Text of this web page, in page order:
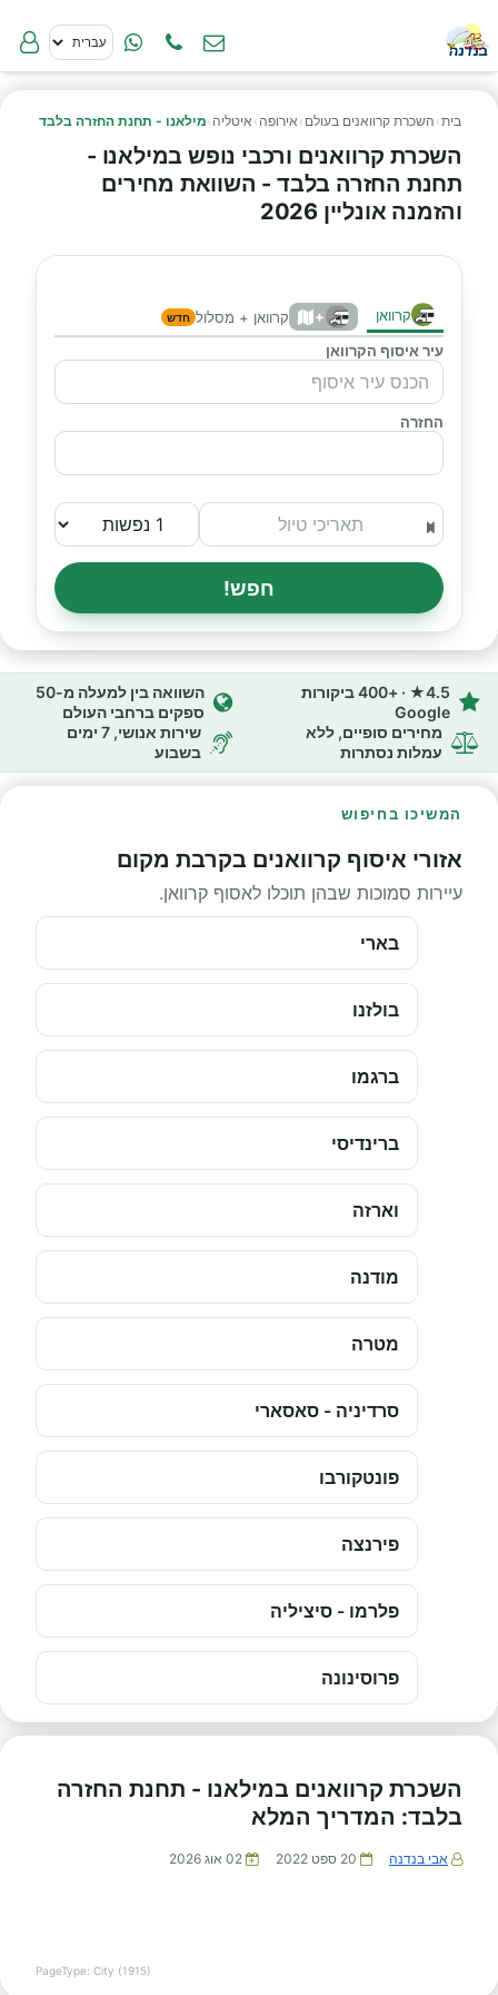
בית› השכרת קרוואנים בעולם › אירופה › איטליה ›מילאנו - תחנת החזרה בלבד
השכרת קרוואנים ורכבי נופש במילאנו -
תחנת החזרה בלבד - השוואת מחירים
והזמנה אונליין 2026
קרוואן + קרוואן + מסלול חדש
עיר איסוף הקרוואן
החזרה
חפש!
4.5★ · +400 ביקורות
Google
השוואה בין למעלה מ-50
ספקים ברחבי העולם
מחירים סופיים, ללא
עמלות נסתרות
שירות אנושי, 7 ימים
בשבוע
המשיכו בחיפוש
אזורי איסוף קרוואנים בקרבת מקום
עיירות סמוכות שבהן תוכלו לאסוף קרוואן.
בארי
בולזנו
ברגמו
ברינדיסי
וארזה
מודנה
מטרה
סרדיניה - סאסארי
פונטקורבו
פירנצה
פלרמו - סיציליה
פרוסינונה
השכרת קרוואנים במילאנו - תחנת החזרה
בלבד: המדריך המלא
אבי בנדנה 20 ספט 2022 02 אוג 2026
PageType: City (1915)